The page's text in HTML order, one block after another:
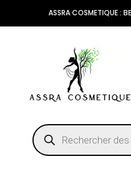
ASSRA COSMETIQUE :
Recherche
de
produits